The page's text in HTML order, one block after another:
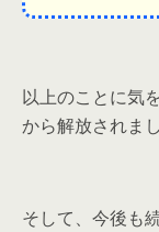
以上のことに気
から解放されまし
そして、今後も